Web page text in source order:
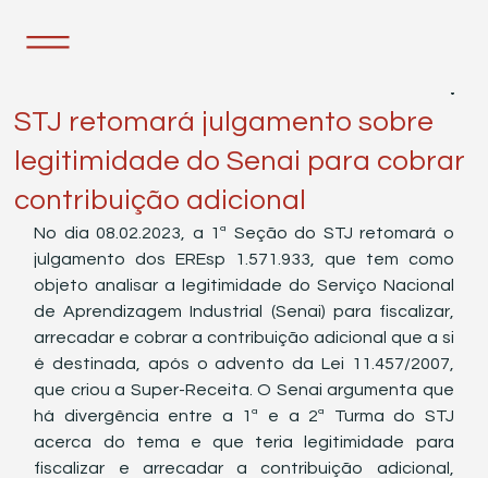
STJ retomará julgamento sobre
legitimidade do Senai para cobrar
contribuição adicional
No dia 08.02.2023, a 1ª Seção do STJ retomará o
julgamento dos EREsp 1.571.933, que tem como
objeto analisar a legitimidade do Serviço Nacional
de Aprendizagem Industrial (Senai) para fiscalizar,
arrecadar e cobrar a contribuição adicional que a si
é destinada, após o advento da Lei 11.457/2007,
que criou a Super-Receita. O Senai argumenta que
há divergência entre a 1ª e a 2ª Turma do STJ
acerca do tema e que teria legitimidade para
fiscalizar e arrecadar a contribuição adicional,